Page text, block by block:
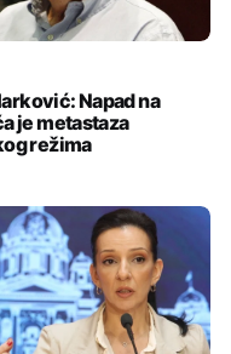
Napad na
je metastaza
režima